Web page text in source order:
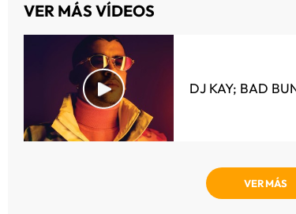
VER MÁS VÍDEOS
DJ KAY; BAD
VER MÁS